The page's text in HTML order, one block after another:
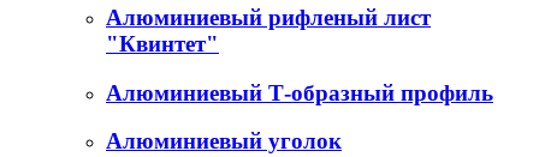
Алюминиевый рифленый лист
"Квинтет"
Алюминиевый Т-образный профиль
Алюминиевый уголок